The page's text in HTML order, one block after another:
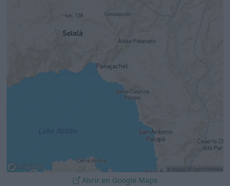
Abrir en Google Maps